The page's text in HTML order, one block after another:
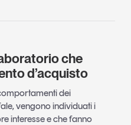
che
d’acquisto
dei
vengono individuati i
interesse e che fanno